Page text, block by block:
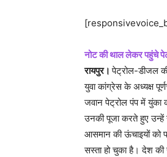
नोट की थाल लेकर पहुंचे
रायपुर।पेट्रोल-डीजल
युवा कांग्रेस के अध्यक्ष
जवान पेट्रोल पंप में युंका
उनकी पूजा करते हुए उन्हें
आसमान की ऊंचाइयों को
सस्ता हो चुका है। देश की